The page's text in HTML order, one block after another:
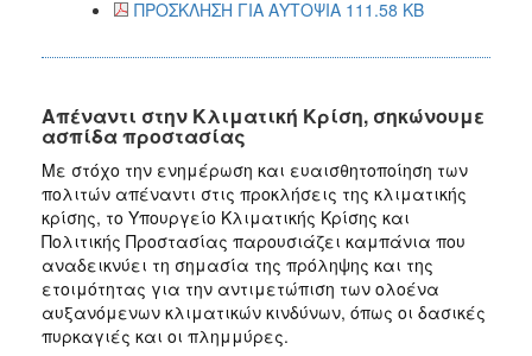
ΠΡΟΣΚΛΗΣΗ ΓΙΑ ΑΥΤΟΨΙΑ 111.58 KB
Απέναντι στην Κλιματική Κρίση, σηκώνουμε
ασπίδα προστασίας
Με στόχο την ενημέρωση και ευαισθητοποίηση των
πολιτών απέναντι στις προκλήσεις της κλιματικής
κρίσης, το Υπουργείο Κλιματικής Κρίσης και
Πολιτικής Προστασίας παρουσιάζει καμπάνια που
αναδεικνύει τη σημασία της πρόληψης και της
ετοιμότητας για την αντιμετώπιση των ολοένα
αυξανόμενων κλιματικών κινδύνων, όπως οι δασικές
πυρκαγιές και οι πλημμύρες.